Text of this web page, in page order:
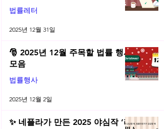
전직금지 가처분 위키까지| 2025
년 12월 네플라 법률레터
법률레터
2025년 12월 31일
🎅 2025년 12월 주목할 법률 행사
모음
법률행사
2025년 12월 2일
✨ 네플라가 만든 2025 야심작 ‘리